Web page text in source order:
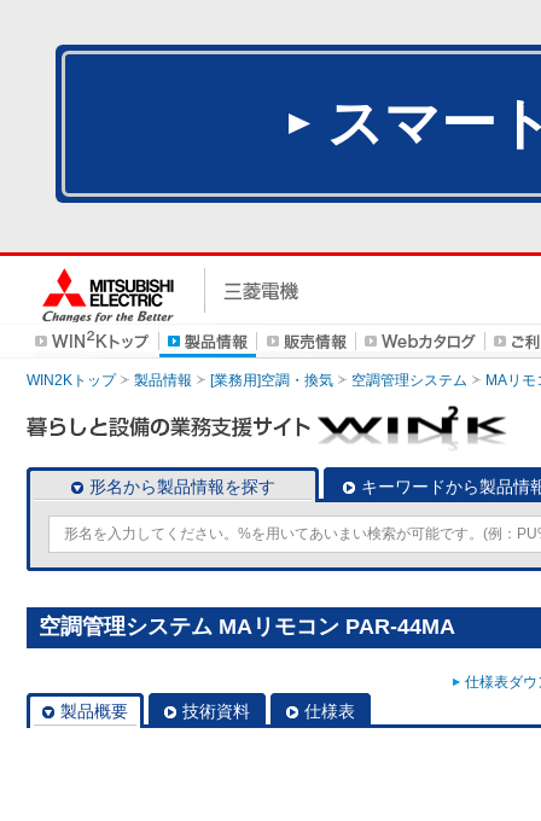
スマー
WIN2Kトップ 製品情報 [業務用]空調・換気 空調管理システム MAリモ
形名から製品情報を探す キーワードから製品情
空調管理システム MAリモコン PAR-44MA
仕様表ダ
製品概要 技術資料 仕様表